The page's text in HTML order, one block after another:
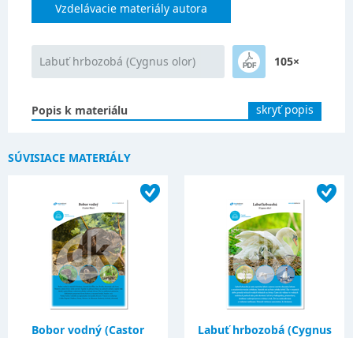
Vzdelávacie materiály autora
Labuť hrbozobá (Cygnus olor) 105×
Popis k materiálu skryť popis
SÚVISIACE MATERIÁLY
Bobor vodný (Castor
Labuť hrbozobá (Cygnus